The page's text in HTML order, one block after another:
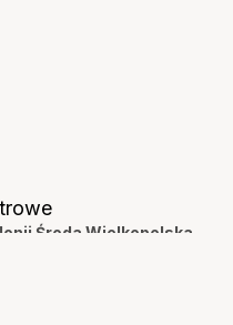
Środa Wielkopolska